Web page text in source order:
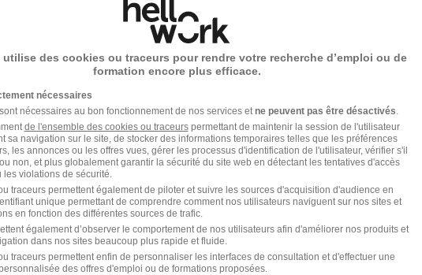
1
ou àLanderneau
Entreprise Landerneau
utilise des cookies ou traceurs pour rendre votre recherche d’emploi ou de
formation encore plus efficace.
nécessaires
nécessaires au bon fonctionnement de nos services etne peuvent pas être désactivés.
de l'ensemble des cookies ou traceurspermettant de maintenir la session de l'utilisateur
sa navigation sur le site, de stocker des informations temporaires telles que les préférences
les annonces ou les offres vues, gérer les processus d'identification de l'utilisateur, vérifier s'il
non, et plus globalement garantir la sécurité du site web en détectant les tentatives d'accès
les violations de sécurité.
traceurs permettent également de piloter et suivre les sources d'acquisition d'audience en
unique permettant de comprendre comment nos utilisateurs naviguent sur nos sites et
en fonction des différentes sources de trafic.
également d’observer le comportement de nos utilisateurs afin d'améliorer nos produits et
dans nos sites beaucoup plus rapide et fluide.
traceurs permettent enfin de personnaliser les interfaces de consultation et d'effectuer une
des offres d'emploi ou de formations proposées.